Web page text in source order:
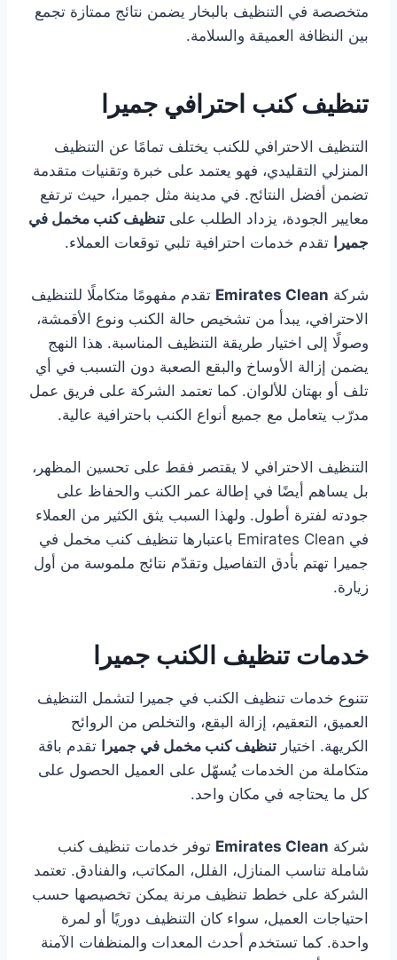
متخصصة في التنظيف بالبخار يضمن نتائج ممتازة تجمع
بين النظافة العميقة والسلامة.
تنظيف كنب احترافي جميرا
التنظيف الاحترافي للكنب يختلف تمامًا عن التنظيف
المنزلي التقليدي، فهو يعتمد على خبرة وتقنيات متقدمة
تضمن أفضل النتائج. في مدينة مثل جميرا، حيث ترتفع
معايير الجودة، يزداد الطلب على تنظيف كنب مخمل في
جميرا
تقدم خدمات احترافية تلبي توقعات العملاء.
شركة Emirates Clean تقدم مفهومًا متكاملًا للتنظيف
الاحترافي، يبدأ من تشخيص حالة الكنب ونوع الأقمشة،
وصولًا إلى اختيار طريقة التنظيف المناسبة. هذا النهج
يضمن إزالة الأوساخ والبقع الصعبة دون التسبب في أي
تلف أو بهتان للألوان. كما تعتمد الشركة على فريق عمل
مدرّب يتعامل مع جميع أنواع الكنب باحترافية عالية.
التنظيف الاحترافي لا يقتصر فقط على تحسين المظهر،
بل يساهم أيضًا في إطالة عمر الكنب والحفاظ على
جودته لفترة أطول. ولهذا السبب يثق الكثير من العملاء
في Emirates Clean باعتبارها تنظيف كنب مخمل في
جميرا تهتم بأدق التفاصيل وتقدّم نتائج ملموسة من أول
زيارة.
خدمات تنظيف الكنب جميرا
تتنوع خدمات تنظيف الكنب في جميرا لتشمل التنظيف
العميق، التعقيم، إزالة البقع، والتخلص من الروائح
الكريهة. اختيار تنظيف كنب مخمل في جميرا
تقدم باقة
متكاملة من الخدمات يُسهّل على العميل الحصول على
كل ما يحتاجه في مكان واحد.
شركة Emirates Clean توفر خدمات تنظيف كنب
شاملة تناسب المنازل، الفلل، المكاتب، والفنادق. تعتمد
الشركة على خطط تنظيف مرنة يمكن تخصيصها حسب
احتياجات العميل، سواء كان التنظيف دوريًا أو لمرة
واحدة. كما تستخدم أحدث المعدات والمنظفات الآمنة